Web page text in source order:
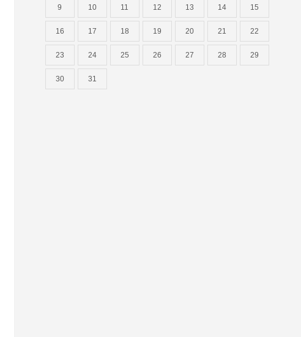
9 10 11 12 13 14 15
16 17 18 19 20 21 22
23 24 25 26 27 28 29
30 31